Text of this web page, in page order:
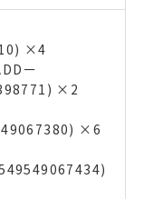
×4
ー
×2
×6